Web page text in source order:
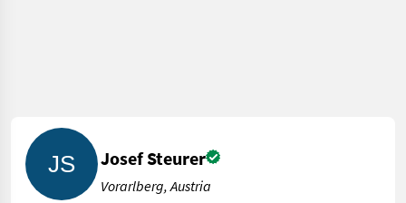
Josef Steurer
Vorarlberg, Austria